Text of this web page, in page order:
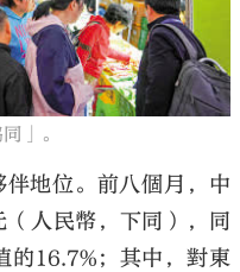
」。
地位。前八個月，中
人民幣，下同），同
的16.7%；其中，對東